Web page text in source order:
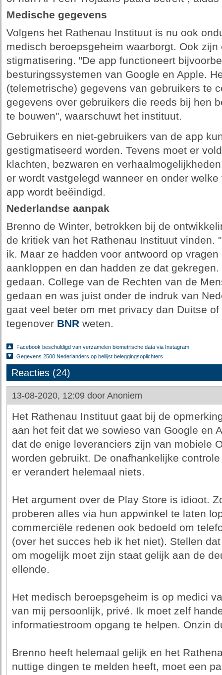
Medische gegevens
Volgens het Rathenau Instituut is nu ook
medisch beroepsgeheim waarborgt. Ook
stigmatisering. "De app functioneert
besturingssystemen van Google en Apple.
(telemetrische) gegevens van gebruikers te
gegevens over gebruikers die reeds bij hen
te bouwen", waarschuwt het instituut.
Gebruikers en niet-gebruikers van de app
gestigmatiseerd worden. Tevens moet er
klachten, bezwaren en
er wordt vastgelegd wanneer en onder
app wordt beëindigd.
Nederlandse aanpak
Brenno de Winter, betrokken bij de
de kritiek van het Rathenau Instituut vinden.
ik. Maar ze hadden voor antwoord op
aankloppen en dan hadden ze dat
gedaan. College van de Rechten van de
gedaan en was juist onder de indruk van
gaat veel beter om met privacy dan Duitse
tegenover BNRweten.
Facebook beschuldigd van verzamelen biometrische data via Instagram
Gegevens 2500 Nederlanders op bellijst beleggingsoplichters
Reacties (24)
13-08-2020, 12:09 door Anoniem
Het Rathenau Instituut gaat bij de
aan het feit dat we sowieso van Google en
dat de enige leveranciers zijn van mobiele
worden gebruikt. De onafhankelijke
er verandert helemaal niets.
Het argument over de Play Store is idioot.
proberen alles via hun appwinkel te laten
commerciële redenen ook bedoeld om
(over het succes heb ik het niet). Stellen
om mogelijk moet zijn staat gelijk aan de
ellende.
Het medisch beroepsgeheim is op medici
van mij persoonlijk, privé. Ik moet zelf
informatiestroom opgang te helpen. Onzin
Brenno heeft helemaal gelijk en het
nuttige dingen te melden heeft, moet een